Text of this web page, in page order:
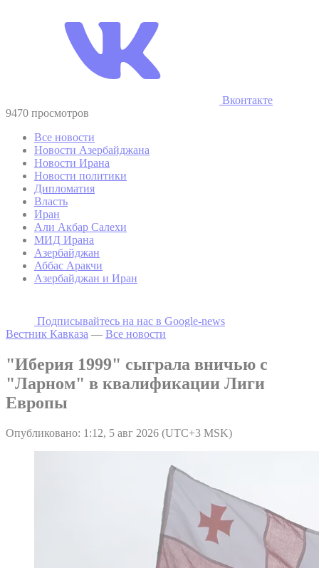
Вконтакте
9470 просмотров
Все новости
Новости Азербайджана
Новости Ирана
Новости политики
Дипломатия
Власть
Иран
Али Акбар Салехи
МИД Ирана
Азербайджан
Аббас Аракчи
Азербайджан и Иран
Подписывайтесь на наc в Google-news
Вестник Кавказа — Все новости
"Иберия 1999" сыграла вничью с
"Ларном" в квалификации Лиги
Европы
Опубликовано: 1:12, 5 авг 2026 (UTC+3 MSK)